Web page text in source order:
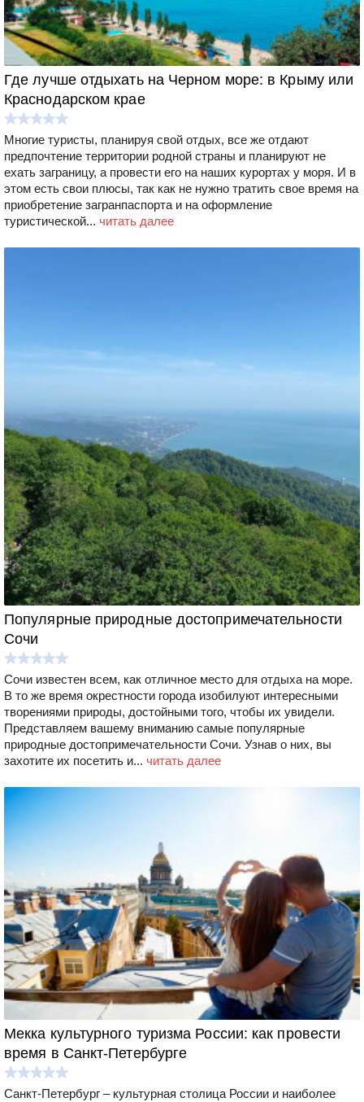
Где лучше отдыхать на Черном море: в Крыму или
Краснодарском крае
Многие туристы, планируя свой отдых, все же отдают
предпочтение территории родной страны и планируют не
ехать заграницу, а провести его на наших курортах у моря. И в
этом есть свои плюсы, так как не нужно тратить свое время на
приобретение загранпаспорта и на оформление
туристической... читать далее
Популярные природные достопримечательности
Сочи
Сочи известен всем, как отличное место для отдыха на море.
В то же время окрестности города изобилуют интересными
творениями природы, достойными того, чтобы их увидели.
Представляем вашему вниманию самые популярные
природные достопримечательности Сочи. Узнав о них, вы
захотите их посетить и... читать далее
Мекка культурного туризма России: как провести
время в Санкт-Петербурге
Санкт-Петербург – культурная столица России и наиболее